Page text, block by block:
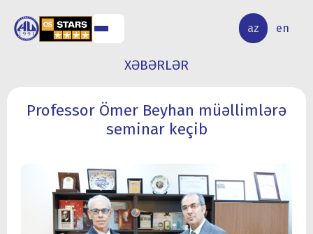
az en
ELMİ
TƏDQİQAT
XƏBƏRLƏR
Professor Ömer Beyhan müəllimlərə
seminar keçib